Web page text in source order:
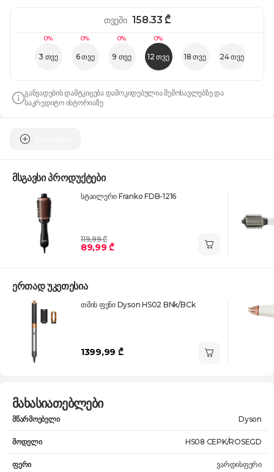
0%
3 თვე
0%
6 თვე
0%
9 თვე
0%
12 თვე 18 თვე 24 თვე
თვეში 158.33₾
განვადების დამტკიცება დამოკიდებულია შემოსავლებზე და
საკრედიტო ისტორიაზე
მსგავსი პროდუქტები
სტაილერი Franko FDB-1216
119,99 ₾
89,99 ₾
ერთად უკეთესია
თმის ფენი Dyson HS02 BNk/BCk
1399,99 ₾
მახასიათებლები
მწარმოებელი Dyson
მოდელი HS08 CEPK/ROSEGD
ფერი ვარდისფერი